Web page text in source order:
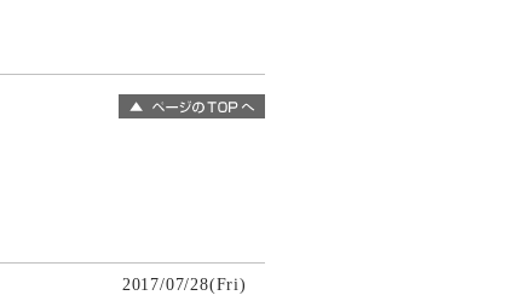
2017/07/28(Fri)